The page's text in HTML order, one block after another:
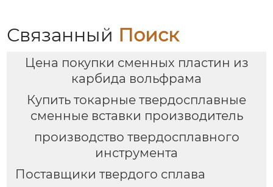
Связанный Поиск
Цена покупки сменных пластин из
карбида вольфрама
Купить токарные твердосплавные
сменные вставки производитель
производство твердосплавного
инструмента
Поставщики твердого сплава